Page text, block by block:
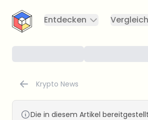
CryptoTicker
Entdecken
Krypto News
Die in diesem Artikel